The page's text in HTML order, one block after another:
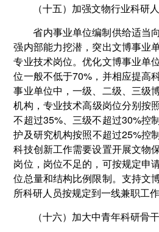
（十五）加强文物行业科研
省内事业单位编制供给适当
强内部能力挖潜，突出文博事业
专业技术岗位。优化文博事业单
位一般不低于70%，并相应提高
事业单位中，一级、二级、三级
机构，专业技术高级岗位分别按
不超过35%、三级不超过30%控
护及研究机构按照不超过25%控
科技创新工作需要设置开展文物
岗位，岗位不足的，可按规定申
位总量和结构比例限制。支持文
所科研人员按规定到一线兼职工作
（十六）加大中青年科研骨